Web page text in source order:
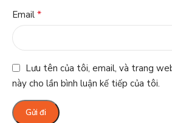
Email *
Lưu tên của tôi, email, và trang
này cho lần bình luận kế tiếp của tôi.